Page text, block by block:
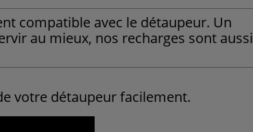
compatible avec le détaupeur. Un
au mieux, nos recharges sont aussi
votre détaupeur facilement.